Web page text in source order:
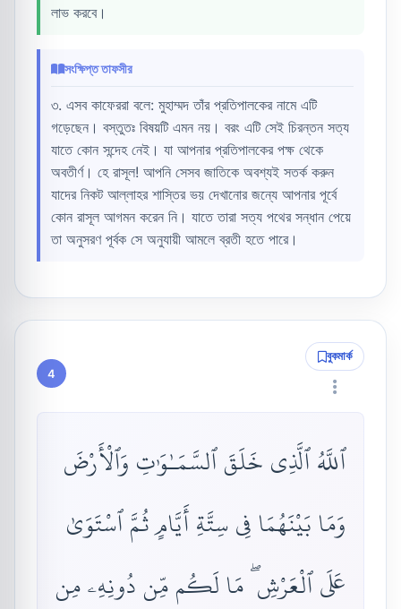
লাভ করবে।
সংক্ষিপ্ত তাফসীর
৩. এসব কাফেররা বলে: মুহাম্মদ তাঁর প্রতিপালকের নামে এটি
গড়েছেন। বস্তুতঃ বিষয়টি এমন নয়। বরং এটি সেই চিরন্তন সত্য
যাতে কোন সন্দেহ নেই। যা আপনার প্রতিপালকের পক্ষ থেকে
অবতীর্ণ। হে রাসূল! আপনি সেসব জাতিকে অবশ্যই সতর্ক করুন
যাদের নিকট আল্লাহর শাস্তির ভয় দেখানোর জন্যে আপনার পূর্বে
কোন রাসূল আগমন করেন নি। যাতে তারা সত্য পথের সন্ধান পেয়ে
তা অনুসরণ পূর্বক সে অনুযায়ী আমলে ব্রতী হতে পারে।
4
বুকমার্ক
ٱللَّهُ ٱلَّذِى خَلَقَ ٱلسَّمَـٰوَٰتِ وَٱلْأَرْضَ
وَمَا بَيْنَهُمَا فِى سِتَّةِ أَيَّامٍ ثُمَّ ٱسْتَوَىٰ
عَلَى ٱلْعَرْشِ ۖ مَا لَكُم مِّن دُونِهِۦ مِن